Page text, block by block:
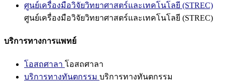
ศูนย์เครื่องมือวิจัยวิทยาศาสตร์และเทคโนโลยี (STREC)
ศูนย์เครื่องมือวิจัยวิทยาศาสตร์และเทคโนโลยี (STREC)
บริการทางการแพทย์
โอสถศาลา โอสถศาลา
บริการทางทันตกรรม บริการทางทันตกรรม